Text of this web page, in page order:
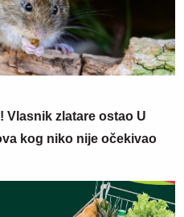
Vlasnik zlatare ostao U
kog niko nije očekivao